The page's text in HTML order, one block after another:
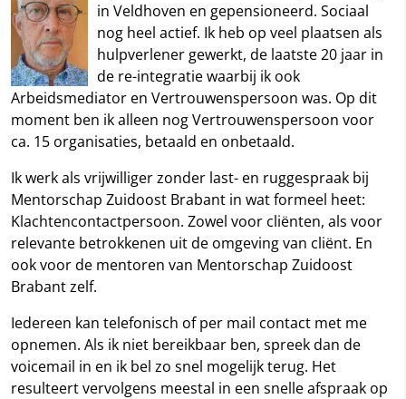
in Veldhoven en gepensioneerd. Sociaal
nog heel actief. Ik heb op veel plaatsen als
hulpverlener gewerkt, de laatste 20 jaar in
de re-integratie waarbij ik ook
Arbeidsmediator en Vertrouwenspersoon was. Op dit
moment ben ik alleen nog Vertrouwenspersoon voor
ca. 15 organisaties, betaald en onbetaald.
Ik werk als vrijwilliger zonder last- en ruggespraak bij
Mentorschap Zuidoost Brabant in wat formeel heet:
Klachtencontactpersoon. Zowel voor cliënten, als voor
relevante betrokkenen uit de omgeving van cliënt. En
ook voor de mentoren van Mentorschap Zuidoost
Brabant zelf.
Iedereen kan telefonisch of per mail contact met me
opnemen. Als ik niet bereikbaar ben, spreek dan de
voicemail in en ik bel zo snel mogelijk terug. Het
resulteert vervolgens meestal in een snelle afspraak op